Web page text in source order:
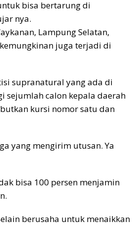
bisa bertarung di
nya.
Lampung Selatan,
juga terjadi di
supranatural yang ada di
sejumlah calon kepala daerah
kursi nomor satu dan
yang mengirim utusan. Ya
bisa 100 persen menjamin
berusaha untuk menaikkan